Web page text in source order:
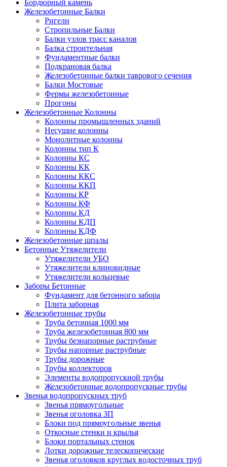
Бордюрный камень
Железобетонные Балки
Ригели
Стропильные Балки
Балки узлов трасс каналов
Балка строительная
Фундаментные балки
Подкрановая балка
Железобетонные балки таврового сечения
Балки Мостовые
Фермы железобетонные
Прогоны
Железобетонные Колонны
Колонны промышленных зданий
Несущие колонны
Монолитные колонны
Колонны тип К
Колонны КС
Колонны КК
Колонны ККС
Колонны ККП
Колонны КР
Колонны КФ
Колонны КД
Колонны КДП
Колонны КДФ
Железобетонные шпалы
Бетонные Утяжелители
Утяжелители УБО
Утяжелители клиновидные
Утяжелители кольцевые
Заборы Бетонные
Фундамент для бетонного забора
Плита заборная
Железобетонные трубы
Труба бетонная 1000 мм
Труба железобетонная 800 мм
Трубы безнапорные раструбные
Трубы напорные раструбные
Трубы дорожные
Трубы коллекторов
Элементы водопропускной трубы
Железобетонные водопропускные трубы
Звенья водопропускных труб
Звенья прямоугольные
Звенья оголовка ЗП
Блоки под прямоугольные звенья
Откосные стенки и крылья
Блоки портальных стенок
Лотки дорожные телескопические
Звенья оголовков круглых водосточных труб